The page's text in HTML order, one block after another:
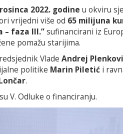
2022. godine u okviru
vrijedni više od 65 milijuna
– faza III.”sufinancirani iz
pomažu starijima.
Vlade Andrej
politike Marin Piletić i
.
V. Odluke o financiranju.